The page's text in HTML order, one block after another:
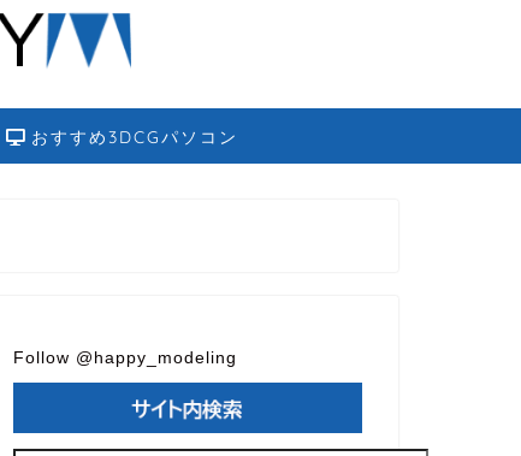
おすすめ3DCGパソコン
Follow @happy_modeling